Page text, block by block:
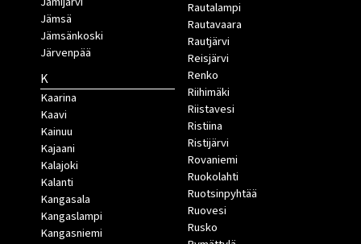
Jämsä
Jämsänkoski
Järvenpää
K
Kaarina
Kaavi
Kainuu
Kajaani
Kalajoki
Kalanti
Kangasala
Kangaslampi
Kangasniemi
Rautalampi
Rautavaara
Rautjärvi
Reisjärvi
Renko
Riihimäki
Riistavesi
Ristiina
Ristijärvi
Rovaniemi
Ruokolahti
Ruotsinpyhtää
Ruovesi
Rusko